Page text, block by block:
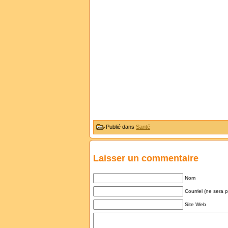
Publié dans Santé
Laisser un commentaire
Nom
Courriel (ne sera
Site Web